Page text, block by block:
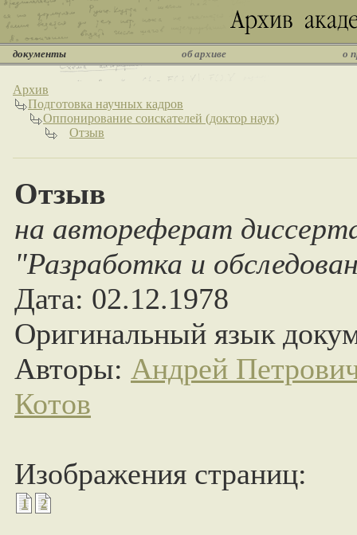
документы об архиве о
Архив
Подготовка научных кадров
Оппонирование соискателей (доктор наук)
Отзыв
Отзыв
на автореферат
"Разработка и
Дата: 02.12.1978
Оригинальный язык
Авторы: Андрей
Котов
Изображения страниц:
1 2